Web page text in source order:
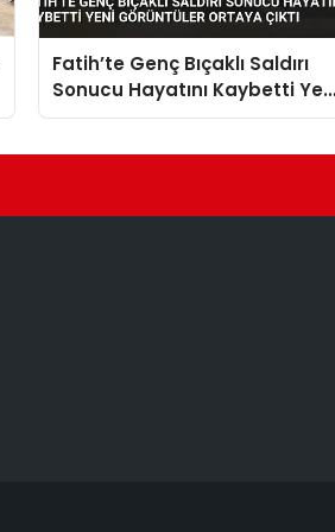
Fatih’te Genç Bıçaklı Saldırı
Sonucu Hayatını Kaybetti
Görüntüler Ortaya Çıktı